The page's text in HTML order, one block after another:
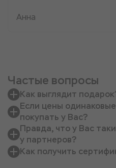
Анна
Частые вопросы
Как выглядит
Если цены
покупать у Вас?
Правда, что у Вас
у партнеров?
Как получить